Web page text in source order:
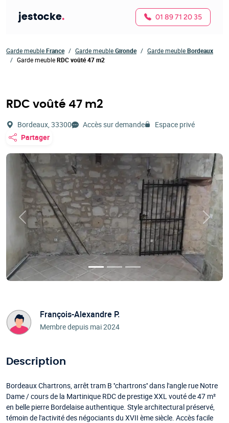
jestocke. 01 89 71 20 35
Garde meubleFrance Garde meubleGironde Garde meubleBordeaux
Garde meubleRDC voûté 47 m2
RDC voûté 47 m2
Bordeaux, 33300 Accès sur demande
Espace privé
Partager
Précédent
François-Alexandre P.
Membre depuis mai 2024
Description
Bordeaux Chartrons, arrêt tram B ''chartrons'' dans l'angle rue Notre
Dame / cours de la Martinique RDC de prestige XXL vouté de 47 m²
en belle pierre Bordelaise authentique. Style architectural préservé,
témoin de l'activité des négociants du XVII ème siècle. Accès facile